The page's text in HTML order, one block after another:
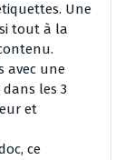
Une
tout à la
avec une
dans les 3
et
ce